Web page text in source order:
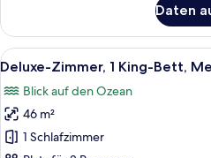
2 Schlafzimmer,
Meerblick
(Residence)
Daten
Alle
Fotos
für
Deluxe-
Zimmer,
6
Deluxe-Zimmer, 1 King-Bett,
Blick auf den Ozean
46 m²
1 Schlafzimmer